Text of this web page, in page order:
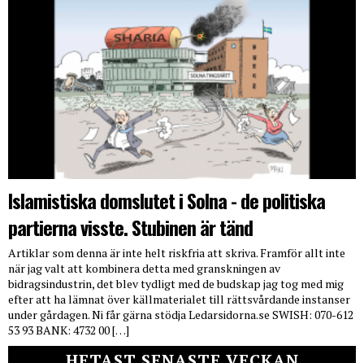
Islamistiska domslutet i Solna - de politiska
partierna visste. Stubinen är tänd
Artiklar som denna är inte helt riskfria att skriva. Framför allt inte
när jag valt att kombinera detta med granskningen av
bidragsindustrin, det blev tydligt med de budskap jag tog med mig
efter att ha lämnat över källmaterialet till rättsvårdande instanser
under gårdagen. Ni får gärna stödja Ledarsidorna.se SWISH: 070-612
53 93 BANK: 4732 00 […]